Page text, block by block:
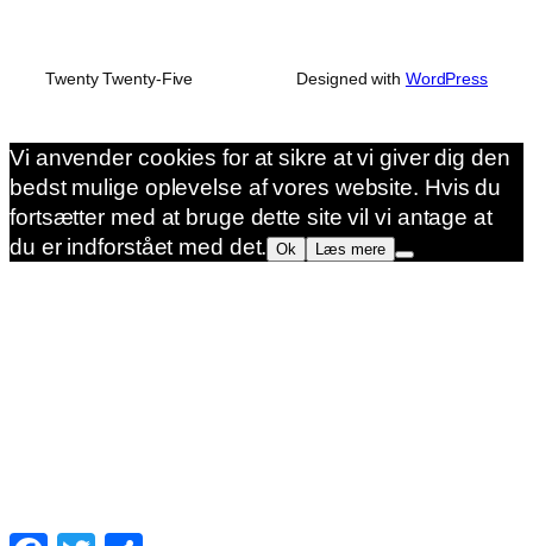
Twenty Twenty-Five Designed with WordPress
Vi anvender cookies for at sikre at vi giver dig den
bedst mulige oplevelse af vores website. Hvis du
fortsætter med at bruge dette site vil vi antage at
du er indforstået med det. Ok Læs mere